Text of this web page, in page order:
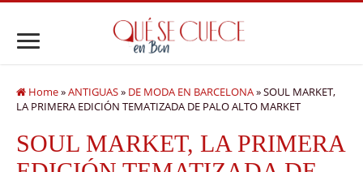
Home»ANTIGUAS» DE MODA EN BARCELONA»SOUL MARKET,
LA PRIMERA EDICIÓN TEMATIZADA DE PALO ALTO MARKET
SOUL MARKET, LA PRIMERA